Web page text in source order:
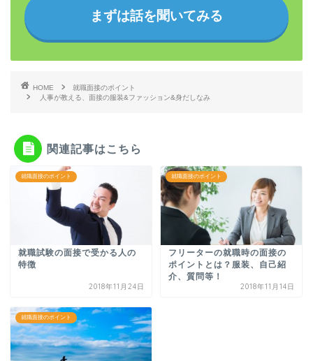
まずは話を聞いてみる
HOME
就職面接のポイント
人事が教える、面接の服装&ファッション&身だしなみ
関連記事はこちら
就職面接のポイント
就職試験の面接で受かる人の
特徴
2018年11月24日
就職面接のポイント
フリーターの就職時の面接の
ポイントとは？服装、自己紹
介、質問等！
2018年11月14日
就職面接のポイント